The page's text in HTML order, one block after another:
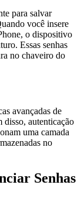
para salvar
você insere
o dispositivo
Essas senhas
no chaveiro do
avançadas de
disso, autenticação
uma camada
no
Senhas